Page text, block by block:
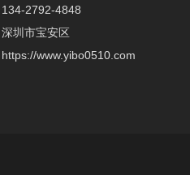
134-2792-4848
圳市宝安区
https://www.yibo0510.com